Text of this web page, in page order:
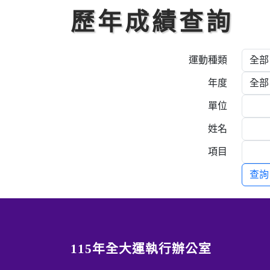
歷年成績查詢
運動種類
年度
單位
姓名
項目
115年全大運執行辦公室